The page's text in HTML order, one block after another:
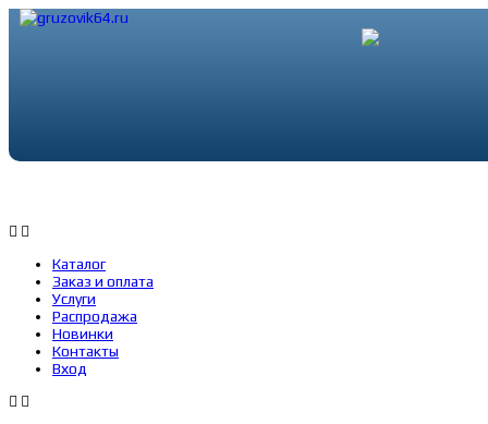
Каталог
Заказ и оплата
Услуги
Распродажа
Новинки
Контакты
Вход